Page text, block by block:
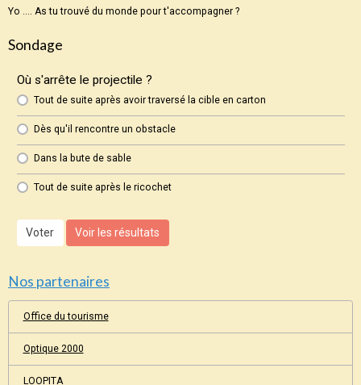
Yo .... As tu trouvé du monde pour t'accompagner ?
Sondage
Où s'arrête le projectile ?
Tout de suite après avoir traversé la cible en carton
Dès qu'il rencontre un obstacle
Dans la bute de sable
Tout de suite après le ricochet
Voter Voir les résultats
Nos partenaires
Office du tourisme
Optique 2000
LOOPITA